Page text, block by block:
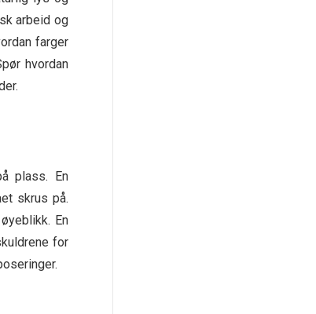
arbeid og
farger
hvordan
plass. En
skrus på.
En
for